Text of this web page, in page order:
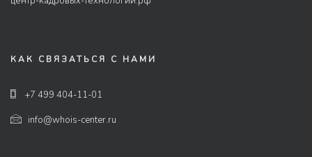
КАК СВЯЗАТЬСЯ С НАМИ
+7 499 404-11-01
info@whois-center.ru